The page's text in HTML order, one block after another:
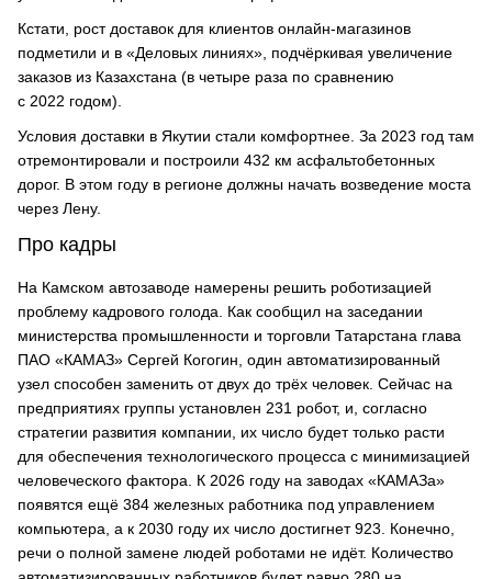
Кстати, рост доставок для клиентов онлайн-магазинов
подметили и в «Деловых линиях», подчёркивая увеличение
заказов из Казахстана (в четыре раза по сравнению
с 2022 годом).
Условия доставки в Якутии стали комфортнее. За 2023 год там
отремонтировали и построили 432 км асфальтобетонных
дорог. В этом году в регионе должны начать возведение моста
через Лену.
Про кадры
На Камском автозаводе намерены решить роботизацией
проблему кадрового голода. Как сообщил на заседании
министерства промышленности и торговли Татарстана глава
ПАО «КАМАЗ» Сергей Когогин, один автоматизированный
узел способен заменить от двух до трёх человек. Сейчас на
предприятиях группы установлен 231 робот, и, согласно
стратегии развития компании, их число будет только расти
для обеспечения технологического процесса с минимизацией
человеческого фактора. К 2026 году на заводах «КАМАЗа»
появятся ещё 384 железных работника под управлением
компьютера, а к 2030 году их число достигнет 923. Конечно,
речи о полной замене людей роботами не идёт. Количество